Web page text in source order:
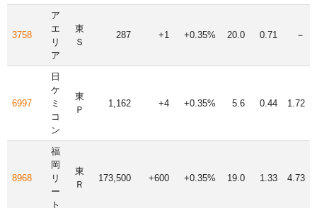
3758
ア
エ
リ
ア
東
Ｓ
287 +1 +0.35% 20.0 0.71 －
6997
日
ケ
ミ
コ
ン
東
Ｐ
1,162 +4 +0.35% 5.6 0.44 1.72
8968
福
岡
リ
ー
ト
東
Ｒ
173,500 +600 +0.35% 19.0 1.33 4.73